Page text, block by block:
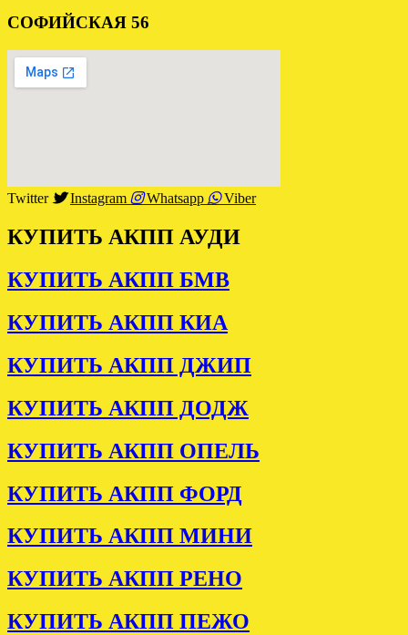
СОФИЙСКАЯ 56
Twitter Instagram Whatsapp Viber
КУПИТЬ АКПП АУДИ
КУПИТЬ АКПП БМВ
КУПИТЬ АКПП КИА
КУПИТЬ АКПП ДЖИП
КУПИТЬ АКПП ДОДЖ
КУПИТЬ АКПП ОПЕЛЬ
КУПИТЬ АКПП ФОРД
КУПИТЬ АКПП МИНИ
КУПИТЬ АКПП РЕНО
КУПИТЬ АКПП ПЕЖО